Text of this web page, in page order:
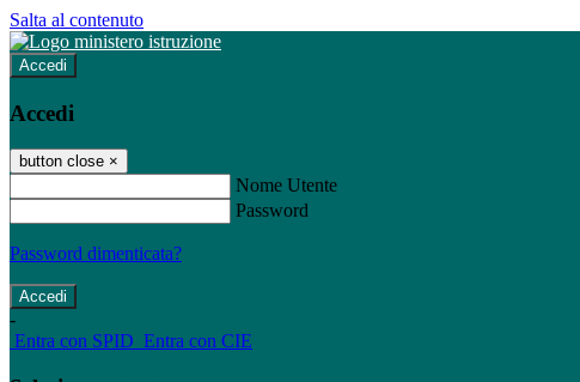
Salta al contenuto
Accedi
Accedi
button close ×
Nome Utente
Password
Password dimenticata?
-
Entra con SPID Entra con CIE